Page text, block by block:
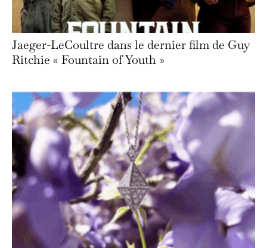
Jaeger-LeCoultre dans le dernier film de Guy
Ritchie « Fountain of Youth »